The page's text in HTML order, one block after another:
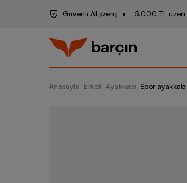
Güvenli Alışveriş 5.000 TL üzeri
Anasayfa-Erkek-Ayakkabı-Spor ayakkabı